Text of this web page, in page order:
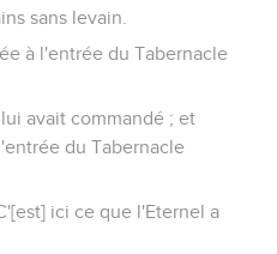
sans levain.
à l'entrée du Tabernacle
avait commandé ; et
du Tabernacle
ici ce que l'Eternel a